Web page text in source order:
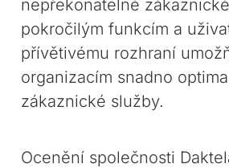
nepřekonatelné
pokročilým funkcím a
přívětivému rozhraní
organizacím snadno
zákaznické služby.
Ocenění společnosti